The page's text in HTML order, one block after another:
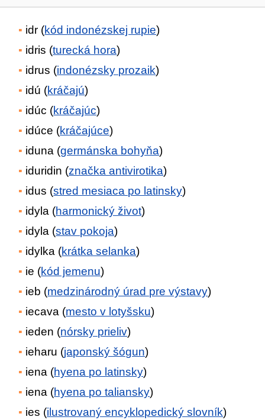
idr (kód indonézskej rupie)
idris (turecká hora)
idrus (indonézsky prozaik)
idú (kráčajú)
idúc (kráčajúc)
idúce (kráčajúce)
iduna (germánska bohyňa)
iduridin (značka antivirotika)
idus (stred mesiaca po latinsky)
idyla (harmonický život)
idyla (stav pokoja)
idylka (krátka selanka)
ie (kód jemenu)
ieb (medzinárodný úrad pre výstavy)
iecava (mesto v lotyšsku)
ieden (nórsky prieliv)
ieharu (japonský šógun)
iena (hyena po latinsky)
iena (hyena po taliansky)
ies (ilustrovaný encyklopedický slovník)